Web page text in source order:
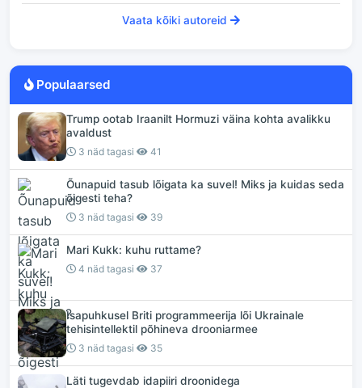
Vaata kõiki autoreid
Populaarsed
Trump ootab Iraanilt Hormuzi väina kohta avalikku
avaldust
3 näd tagasi 41
Õunapuid tasub lõigata ka suvel! Miks ja kuidas seda
õigesti teha?
3 näd tagasi 39
Mari Kukk: kuhu ruttame?
4 näd tagasi 37
Isapuhkusel Briti programmeerija lõi Ukrainale
tehisintellektil põhineva drooniarmee
3 näd tagasi 35
Läti tugevdab idapiiri droonidega